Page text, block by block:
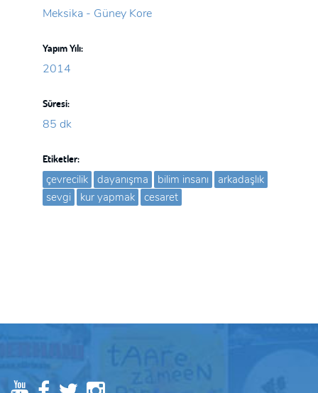
Meksika - Güney Kore
Yapım Yılı:
2014
Süresi:
85 dk
Etiketler:
çevrecilik dayanışma bilim insanı
arkadaşlık
sevgi
kur yapmak cesaret